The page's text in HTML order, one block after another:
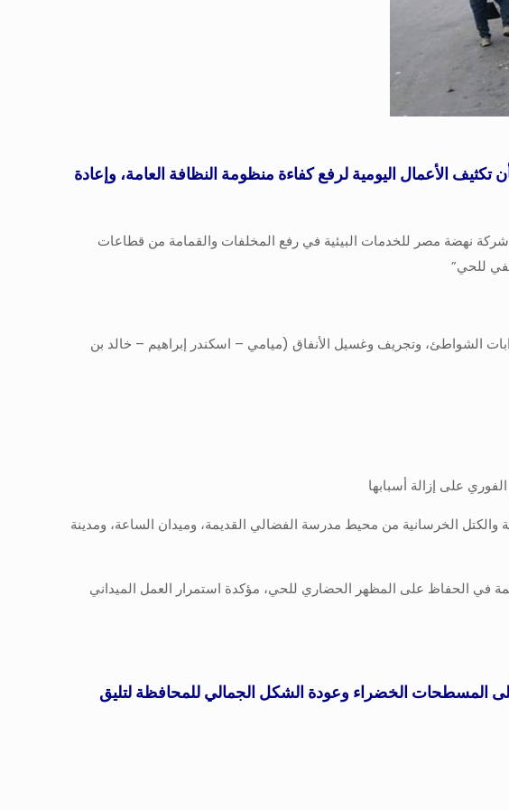
تكثيف الأعمال اليومية لرفع كفاءة منظومة النظافة العامة، وإعادة
شركة نهضة مصر للخدمات البيئية في رفع المخلفات والقمامة من قطاعات
للحي”
الشواطئ، وتجريف وغسيل الأنفاق (ميامي – اسكندر إبراهيم – خالد بن
على إزالة أسبابها
والكتل الخرسانية من محيط مدرسة الفضالي القديمة، وميدان الساعة، ومدينة
في الحفاظ على المظهر الحضاري للحي، مؤكدة استمرار العمل الميداني
المسطحات الخضراء وعودة الشكل الجمالي للمحافظة لتليق